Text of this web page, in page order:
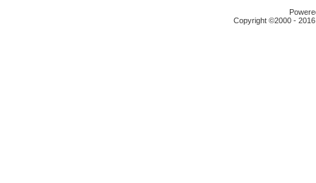
Copyright ©2000 -